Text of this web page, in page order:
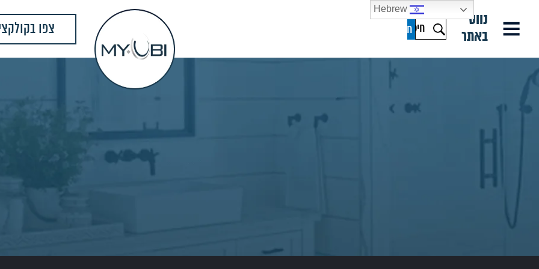
נווט
באתר
צפו
Hebrew